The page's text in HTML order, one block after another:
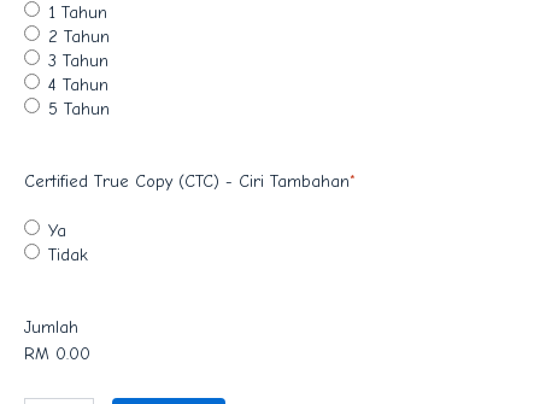
1 Tahun
2 Tahun
3 Tahun
4 Tahun
5 Tahun
Certified True Copy (CTC) - Ciri Tambahan*
Ya
Tidak
Jumlah